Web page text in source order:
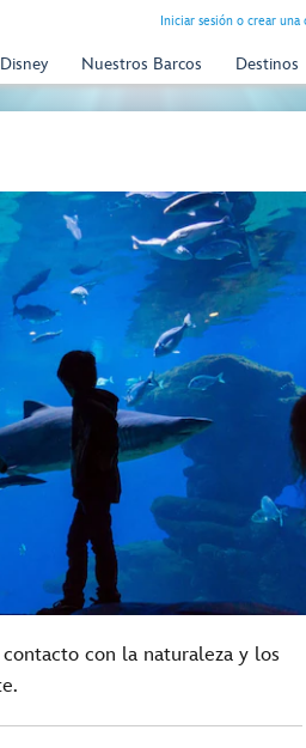
Iniciar sesión o crear una
Nuestros Barcos Destinos
con la naturaleza y los